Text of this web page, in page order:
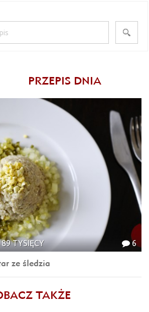
PRZEPIS DNIA
6
89 TYSIĘCY
ze śledzia
TAKŻE